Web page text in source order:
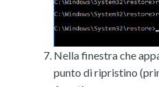
Nella finestra che
punto di ripristino